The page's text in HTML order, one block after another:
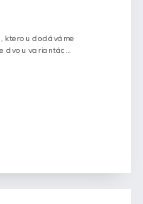
kterou dodáváme
dvou variantách